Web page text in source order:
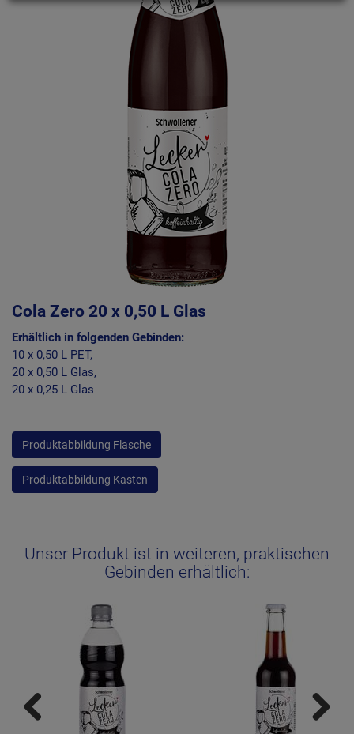
Cola Zero 20 x 0,50 L Glas
Erhältlich in folgenden Gebinden:
10 x 0,50 L PET,
20 x 0,50 L Glas,
20 x 0,25 L Glas
Produktabbildung Flasche
Produktabbildung Kasten
Unser Produkt ist in weiteren, praktischen
Gebinden erhältlich: